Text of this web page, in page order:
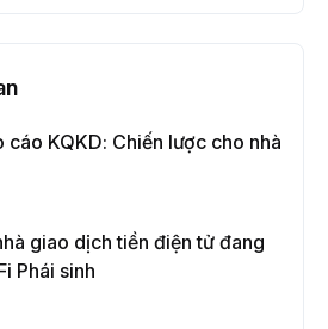
cáo KQKD: Chiến lược cho nhà
giao dịch tiền điện tử đang
Phái sinh